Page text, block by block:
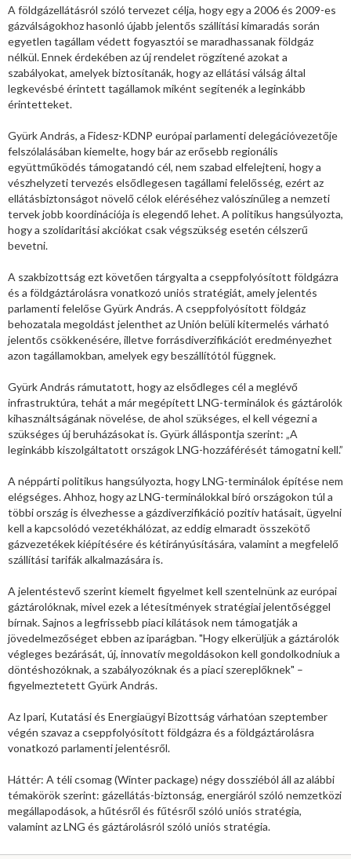
A földgázellátásról szóló tervezet célja, hogy egy a 2006 és 2009-es
gázválságokhoz hasonló újabb jelentős szállítási kimaradás során
egyetlen tagállam védett fogyasztói se maradhassanak földgáz
nélkül. Ennek érdekében az új rendelet rögzítené azokat a
szabályokat, amelyek biztosítanák, hogy az ellátási válság által
legkevésbé érintett tagállamok miként segítenék a leginkább
érintetteket.
Gyürk András, a Fidesz-KDNP európai parlamenti delegációvezetője
felszólalásában kiemelte, hogy bár az erősebb regionális
együttműködés támogatandó cél, nem szabad elfelejteni, hogy a
vészhelyzeti tervezés elsődlegesen tagállami felelősség, ezért az
ellátásbiztonságot növelő célok eléréséhez valószínűleg a nemzeti
tervek jobb koordinációja is elegendő lehet. A politikus hangsúlyozta,
hogy a szolidaritási akciókat csak végszükség esetén célszerű
bevetni.
A szakbizottság ezt követően tárgyalta a cseppfolyósított földgázra
és a földgáztárolásra vonatkozó uniós stratégiát, amely jelentés
parlamenti felelőse Gyürk András. A cseppfolyósított földgáz
behozatala megoldást jelenthet az Unión belüli kitermelés várható
jelentős csökkenésére, illetve forrásdiverzifikációt eredményezhet
azon tagállamokban, amelyek egy beszállítótól függnek.
Gyürk András rámutatott, hogy az elsődleges cél a meglévő
infrastruktúra, tehát a már megépített LNG-terminálok és gáztárolók
kihasználtságának növelése, de ahol szükséges, el kell végezni a
szükséges új beruházásokat is. Gyürk álláspontja szerint: „A
leginkább kiszolgáltatott országok LNG-hozzáférését támogatni kell.”
A néppárti politikus hangsúlyozta, hogy LNG-terminálok építése nem
elégséges. Ahhoz, hogy az LNG-terminálokkal bíró országokon túl a
többi ország is élvezhesse a gázdiverzifikáció pozitív hatásait, ügyelni
kell a kapcsolódó vezetékhálózat, az eddig elmaradt összekötő
gázvezetékek kiépítésére és kétirányúsítására, valamint a megfelelő
szállítási tarifák alkalmazására is.
A jelentéstevő szerint kiemelt figyelmet kell szentelnünk az európai
gáztárolóknak, mivel ezek a létesítmények stratégiai jelentőséggel
bírnak. Sajnos a legfrissebb piaci kilátások nem támogatják a
jövedelmezőséget ebben az iparágban. "Hogy elkerüljük a gáztárolók
végleges bezárását, új, innovatív megoldásokon kell gondolkodniuk a
döntéshozóknak, a szabályozóknak és a piaci szereplőknek" –
figyelmeztetett Gyürk András.
Az Ipari, Kutatási és Energiaügyi Bizottság várhatóan szeptember
végén szavaz a cseppfolyósított földgázra és a földgáztárolásra
vonatkozó parlamenti jelentésről.
Háttér: A téli csomag (Winter package) négy dossziéból áll az alábbi
témakörök szerint: gázellátás-biztonság, energiáról szóló nemzetközi
megállapodások, a hűtésről és fűtésről szóló uniós stratégia,
valamint az LNG és gáztárolásról szóló uniós stratégia.